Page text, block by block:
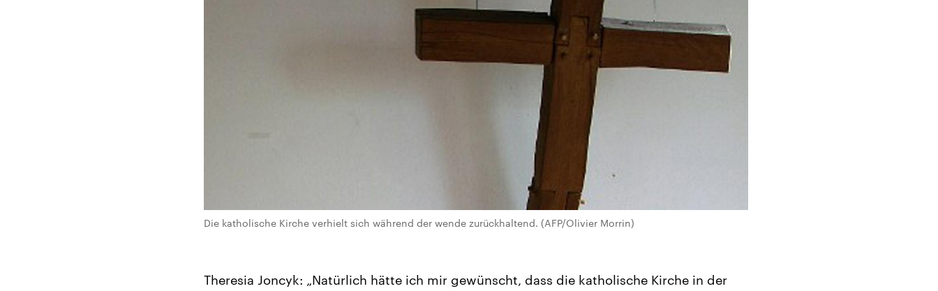
Die katholische Kirche verhielt sich während der wende zurückhaltend. (AFP/Olivier Morrin)
Theresia Joncyk: „Natürlich hätte ich mir gewünscht, dass die katholische Kirche in der